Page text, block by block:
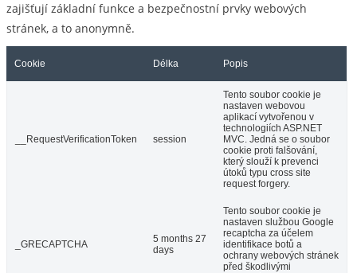
zajišťují základní funkce a bezpečnostní prvky webových
stránek, a to anonymně.
Cookie Délka Popis
__RequestVerificationToken session
Tento soubor cookie je
nastaven webovou
aplikací vytvořenou v
technologiích ASP.NET
MVC. Jedná se o soubor
cookie proti falšování,
který slouží k prevenci
útoků typu cross site
request forgery.
_GRECAPTCHA
5 months 27
days
Tento soubor cookie je
nastaven službou Google
recaptcha za účelem
identifikace botů a
ochrany webových stránek
před škodlivými